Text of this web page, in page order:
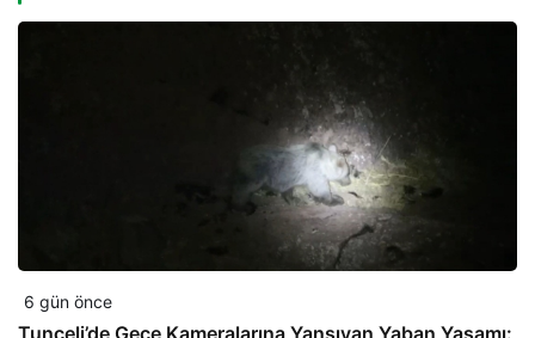
6 gün önce
Tunceli’de Gece Kameralarına Yansıyan Yaban Yaşamı: